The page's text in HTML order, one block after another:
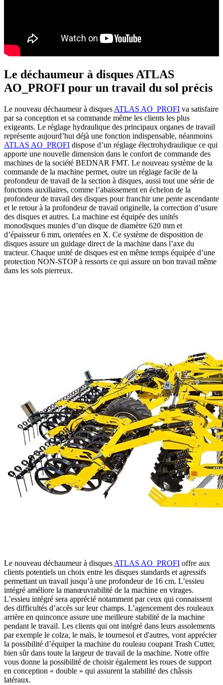
Le déchaumeur à disques ATLAS
AO_PROFI pour un travail du sol précis
Le nouveau déchaumeur à disques ATLAS AO_PROFI va satisfaire
par sa conception et sa commande même les clients les plus
exigeants. Le réglage hydraulique des principaux organes de travail
représente aujourd’hui déjà une fonction indispensable, néanmoins
ATLAS AO_PROFI dispose d’un réglage électrohydraulique ce qui
apporte une nouvelle dimension dans le confort de commande des
machines de la société BEDNAR FMT. Le nouveau système de la
commande de la machine permet, outre un réglage facile de la
profondeur de travail de la section à disques, aussi tout une série de
fonctions auxiliaires, comme l’abaissement en échelon de la
profondeur de travail des disques pour franchir une pente ascendante
et le retour à la profondeur de travail originelle, la correction d’usure
des disques et autres. La machine est équipée des unités
monodisques munies d’un disque de diamètre 620 mm et
d’épaisseur 6 mm, orientées en X. Ce système de disposition de
disques assure un guidage direct de la machine dans l’axe du
tracteur. Chaque unité de disques est en même temps équipée d’une
protection NON-STOP à ressorts ce qui assure un bon travail même
dans les sols pierreux.
Le nouveau déchaumeur à disques ATLAS AO_PROFI offre aux
clients potentiels un choix entre les disques standards et agressifs
permettant un travail jusqu’à une profondeur de 16 cm. L’essieu
intégré améliore la manœuvrabilité de la machine en virages.
L’essieu intégré sera apprécié notamment par ceux qui connaissent
des difficultés d’accès sur leur champs. L’agencement des rouleaux
arrière en quinconce assure une meilleure stabilité de la machine
pendant le travail. Les clients qui ont intégré dans leurs assolements
par exemple le colza, le maïs, le tournesol et d'autres, vont apprécier
la possibilité d’équiper la machine du rouleau coupant Trash Cutter,
bien sûr dans toute la largeur de travail de la machine. Notre offre
vous donne la possibilité de choisir également les roues de support
en conception « double » qui assurent la stabilité des châssis
latéraux.